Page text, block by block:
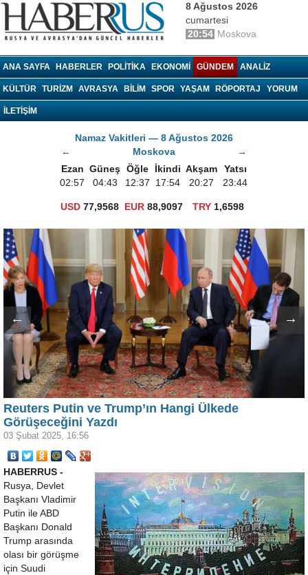
8 Ağustos 2026
cumartesi
20:54 Moskova
ANA SAYFA HABERLER POLITIKA EKONOMI GÜNDEM ANALIZ
KÜLTÜR TURIZM AVRASYA BILIM SPOR YAŞAM RÖPORTAJ YORUM
İLETİŞİM
Namaz Vakitleri — 8 Ağustos 2026
←
Moskova
→
Ezan Güneş Öğle İkindi Akşam
Yatsı
02:57
04:43 12:37 17:54 20:27 23:44
USD 77,9568 EUR 88,9097 TRY1,6598
← →
Reuters Putin ve Trump’ın Hangi Ülkede
Görüşeceğini Yazdı
03 Şubat 2025, 16:56
HABERRUS -
Rusya, Devlet
Başkanı Vladimir
Putin ile ABD
Başkanı Donald
Trump arasında
olası bir görüşme
için Suudi